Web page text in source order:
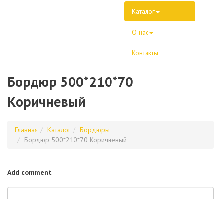
Каталог
О нас
Контакты
Бордюр 500*210*70
Коричневый
Главная Каталог
Бордюры
Бордюр 500*210*70 Коричневый
Add comment